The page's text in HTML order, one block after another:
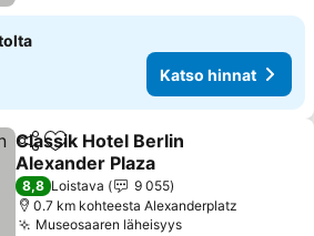
Katso hinnat
Jaa Lisää suosikkeihin
Classik Hotel Berlin
Alexander Plaza
8,8 Loistava
9 055
0.7 km kohteesta Alexanderplatz
Museosaaren läheisyys